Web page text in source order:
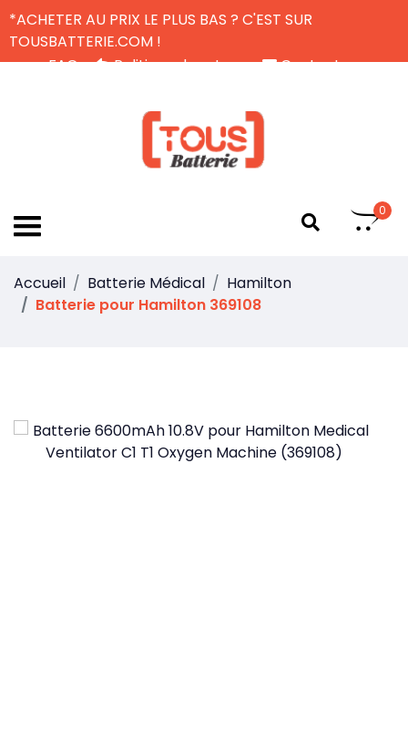
*ACHETER AU PRIX LE PLUS BAS ? C'EST SUR
TOUSBATTERIE.COM !
FAQ
Politique de retour
Contactez-nous
0
Accueil Batterie Médical
Hamilton
Batterie pour Hamilton 369108